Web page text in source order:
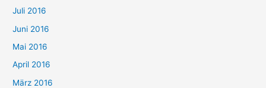
Juli 2016
Juni 2016
Mai 2016
April 2016
März 2016